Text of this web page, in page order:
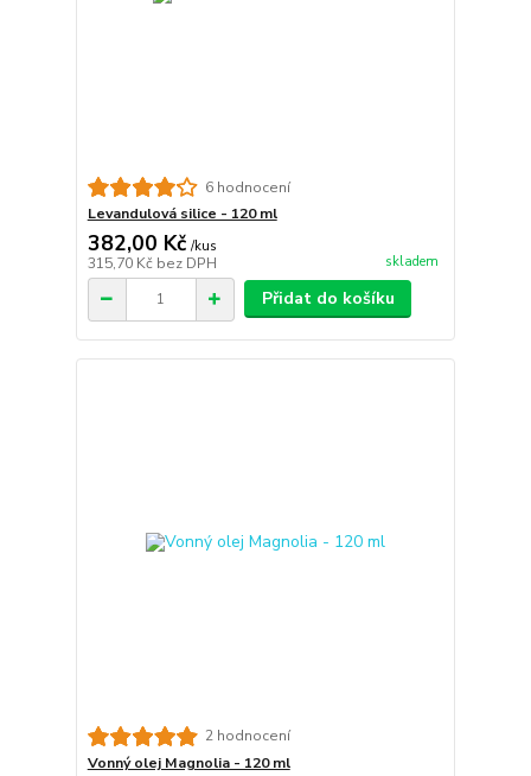
6 hodnocení
Levandulová silice - 120 ml
382,00 Kč /kus
315,70 Kč bez DPH skladem
Přidat do košíku
2 hodnocení
Vonný olej Magnolia - 120 ml